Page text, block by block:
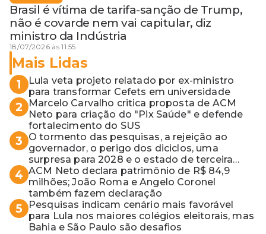
Brasil é vítima de tarifa-sanção de Trump,
não é covarde nem vai capitular, diz
ministro da Indústria
18/07/2026 às 11:55
Mais Lidas
1
Lula veta projeto relatado por ex-ministro
para transformar Cefets em universidade
2
Marcelo Carvalho critica proposta de ACM
Neto para criação do "Pix Saúde" e defende
fortalecimento do SUS
3
O tormento das pesquisas, a rejeição ao
governador, o perigo dos diciclos, uma
surpresa para 2028 e o estado de terceira
guerra mundial
4 ACM Neto declara patrimônio de R$ 84,9
milhões; João Roma e Angelo Coronel
também fazem declaração
5
Pesquisas indicam cenário mais favorável
para Lula nos maiores colégios eleitorais, mas
Bahia e São Paulo são desafios